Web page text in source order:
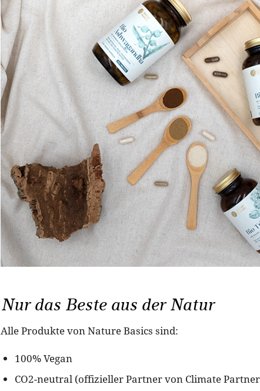
Nur das Beste aus der Natur
Alle Produkte von Nature Basics sind:
100% Vegan
CO2-neutral (offizieller Partner von Climate